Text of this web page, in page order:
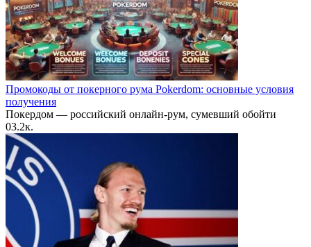
Промокоды от покерного рума Pokerdom: основные условия
получения
Покердом — российский онлайн-рум, сумевший обойти
03.2к.